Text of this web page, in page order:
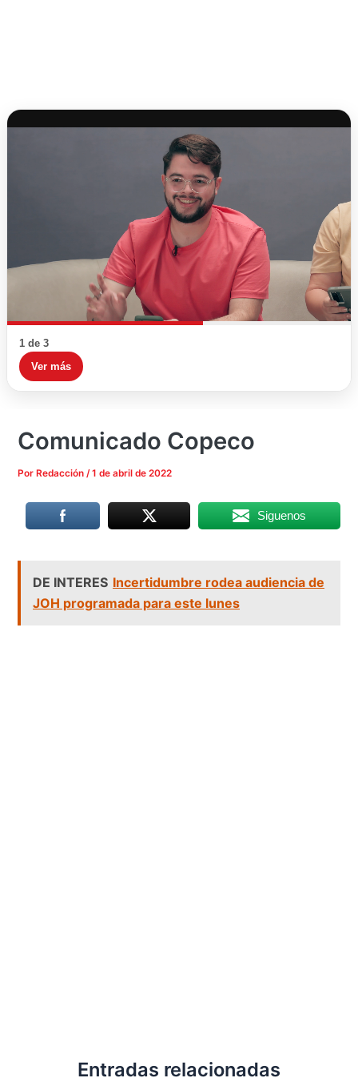
1 de 3
Ver más
Comunicado Copeco
Por Redacción/1 de abril de 2022
Siguenos
DE INTERES Incertidumbre rodea audiencia de
JOH programada para este lunes
Entradas relacionadas